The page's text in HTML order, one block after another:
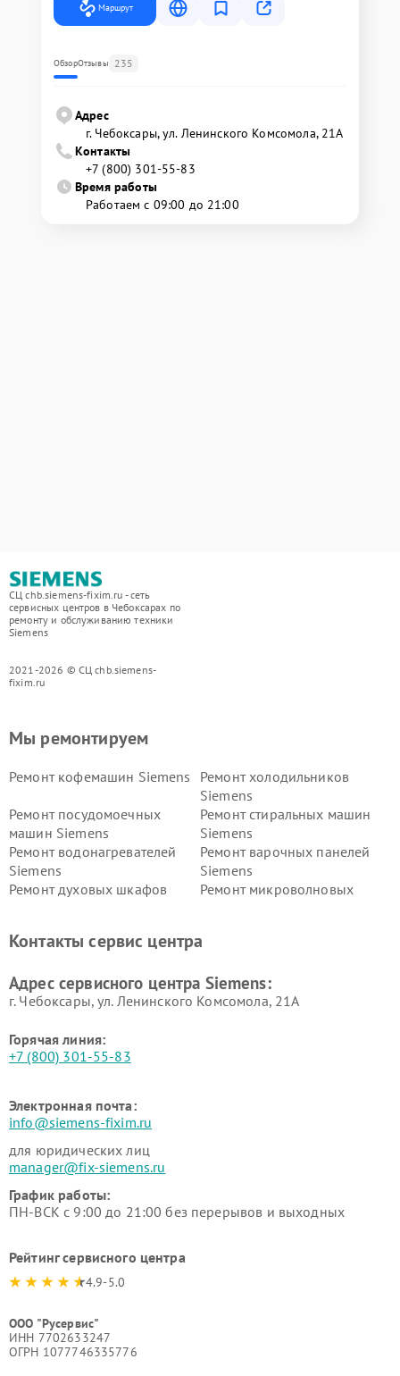
Маршрут
ОбзорОтзывы 235
Адрес
г. Чебоксары, ул. Ленинского Комсомола, 21А
Контакты
+7 (800) 301-55-83
Время работы
Работаем с 09:00 до 21:00
СЦ chb.siemens-fixim.ru - сеть
сервисных центров в Чебоксарах по
ремонту и обслуживанию техники
Siemens
2021-2026 © СЦ chb.siemens-
fixim.ru
Мы ремонтируем
Ремонт кофемашин Siemens
Ремонт холодильников
Siemens
Ремонт посудомоечных
машин Siemens
Ремонт стиральных машин
Siemens
Ремонт водонагревателей
Siemens
Ремонт варочных панелей
Siemens
Ремонт духовых шкафов
Ремонт микроволновых
Siemens
Siemens
Siemens
Siemens
Контакты сервис центра
Адрес сервисного центра Siemens:
г. Чебоксары, ул. Ленинского Комсомола, 21А
Горячая линия:
+7 (800) 301-55-83
Электронная почта:
info@siemens-fixim.ru
для юридических лиц
manager@fix-siemens.ru
График работы:
ПН-ВСК с 9:00 до 21:00 без перерывов и выходных
Рейтинг сервисного центра
4.9-5.0
ООО "Русервис"
ИНН 7702633247
ОГРН 1077746335776